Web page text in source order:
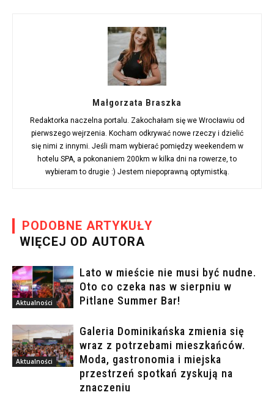
Małgorzata Braszka
Redaktorka naczelna portalu. Zakochałam się we Wrocławiu od
pierwszego wejrzenia. Kocham odkrywać nowe rzeczy i dzielić
się nimi z innymi. Jeśli mam wybierać pomiędzy weekendem w
hotelu SPA, a pokonaniem 200km w kilka dni na rowerze, to
wybieram to drugie :) Jestem niepoprawną optymistką.
PODOBNE ARTYKUŁY
WIĘCEJ OD AUTORA
Aktualności
Lato w mieście nie musi być nudne.
Oto co czeka nas w sierpniu w
Pitlane Summer Bar!
Aktualności
Galeria Dominikańska zmienia się
wraz z potrzebami mieszkańców.
Moda, gastronomia i miejska
przestrzeń spotkań zyskują na
znaczeniu